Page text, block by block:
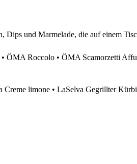
ÖMA Roccolo • ÖMA Scamorzetti
limone • LaSelva Gegrillter